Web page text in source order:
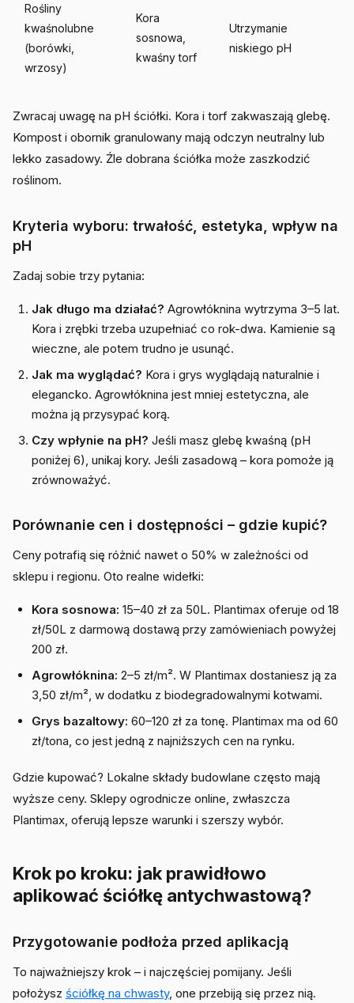
Rośliny
kwaśnolubne
(borówki,
wrzosy)
Kora
sosnowa,
kwaśny torf
Utrzymanie
niskiego pH
Zwracaj uwagę na pH ściółki. Kora i torf zakwaszają glebę.
Kompost i obornik granulowany mają odczyn neutralny lub
lekko zasadowy. Źle dobrana ściółka może zaszkodzić
roślinom.
Kryteria wyboru: trwałość, estetyka, wpływ na
pH
Zadaj sobie trzy pytania:
Jak długo ma działać? Agrowłóknina wytrzyma 3–5 lat.
Kora i zrębki trzeba uzupełniać co rok-dwa. Kamienie są
wieczne, ale potem trudno je usunąć.
Jak ma wyglądać? Kora i grys wyglądają naturalnie i
elegancko. Agrowłóknina jest mniej estetyczna, ale
można ją przysypać korą.
Czy wpłynie na pH? Jeśli masz glebę kwaśną (pH
poniżej 6), unikaj kory. Jeśli zasadową – kora pomoże ją
zrównoważyć.
Porównanie cen i dostępności – gdzie kupić?
Ceny potrafią się różnić nawet o 50% w zależności od
sklepu i regionu. Oto realne widełki:
Kora sosnowa: 15–40 zł za 50L. Plantimax oferuje od 18
zł/50L z darmową dostawą przy zamówieniach powyżej
200 zł.
Agrowłóknina: 2–5 zł/m². W Plantimax dostaniesz ją za
3,50 zł/m², w dodatku z biodegradowalnymi kotwami.
Grys bazaltowy: 60–120 zł za tonę. Plantimax ma od 60
zł/tona, co jest jedną z najniższych cen na rynku.
Gdzie kupować? Lokalne składy budowlane często mają
wyższe ceny. Sklepy ogrodnicze online, zwłaszcza
Plantimax, oferują lepsze warunki i szerszy wybór.
Krok po kroku: jak prawidłowo
aplikować ściółkę antychwastową?
Przygotowanie podłoża przed aplikacją
To najważniejszy krok – i najczęściej pomijany. Jeśli
położysz ściółkę na chwasty, one przebiją się przez nią.